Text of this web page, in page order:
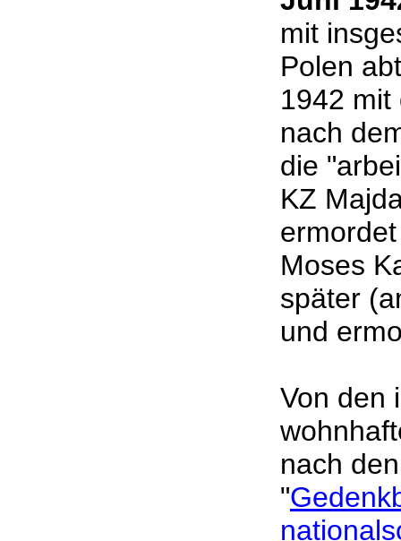
mit
Polen
1942 mit
nach
die
KZ
Moses
später
und
Von den
nach
"